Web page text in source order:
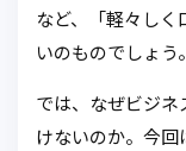
など、「軽々し
いのものでしょう。
では、なぜビジ
けないのか。今